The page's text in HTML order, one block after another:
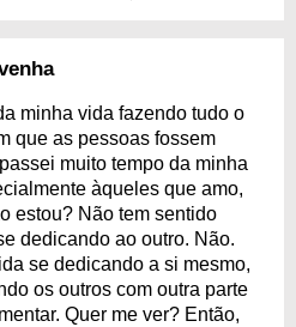
minha vida fazendo tudo o
que as pessoas fossem
muito tempo da minha
àqueles que amo,
estou? Não tem sentido
dedicando ao outro. Não.
se dedicando a si mesmo,
os outros com outra parte
Quer me ver? Então,